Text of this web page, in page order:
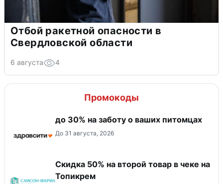
Отбой ракетной опасности в
Свердловской области
6 августа 4
Промокоды
до 30% на заботу о ваших питомцах
До 31 августа, 2026
Скидка 50% на второй товар в чеке на
Топикрем